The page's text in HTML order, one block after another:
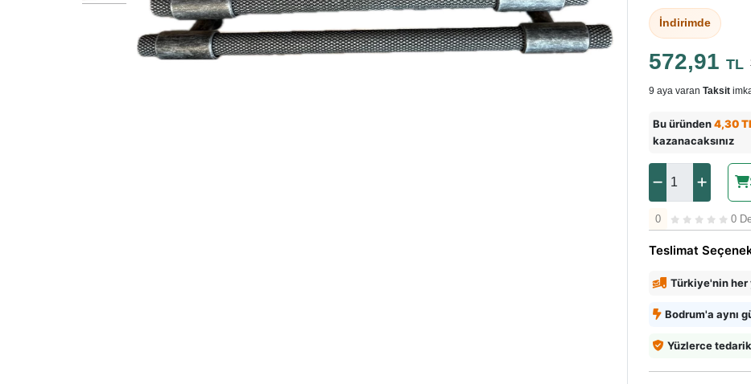
İndirimde
572,91 TL
9 aya varan Taksit
Bu üründen4,30
kazanacaksınız
0 0
Teslimat
Türkiye'nin her
Bodrum'a aynı
Yüzlerce